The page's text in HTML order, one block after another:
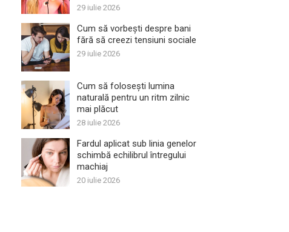
29 iulie 2026
Cum să vorbești despre bani
fără să creezi tensiuni sociale
29 iulie 2026
Cum să folosești lumina
naturală pentru un ritm zilnic
mai plăcut
28 iulie 2026
Fardul aplicat sub linia genelor
schimbă echilibrul întregului
machiaj
20 iulie 2026